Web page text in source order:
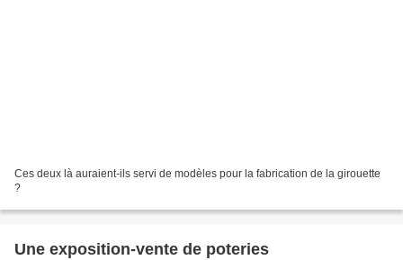
Ces deux là auraient-ils servi de modèles pour la fabrication de la girouette
?
Une exposition-vente de poteries